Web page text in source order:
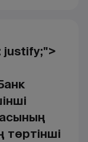
justify;">
төртінші